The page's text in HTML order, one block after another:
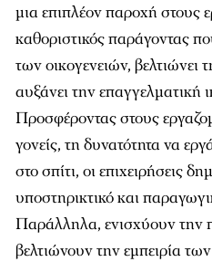
μια επιπλέον παροχή στους
καθοριστικός παράγοντας
των οικογενειών, βελτιώνει
αυξάνει την επαγγελματική
Προσφέροντας στους
γονείς, τη δυνατότητα να
στο σπίτι, οι επιχειρήσεις
υποστηρικτικό και
Παράλληλα, ενισχύουν την
βελτιώνουν την εμπειρία